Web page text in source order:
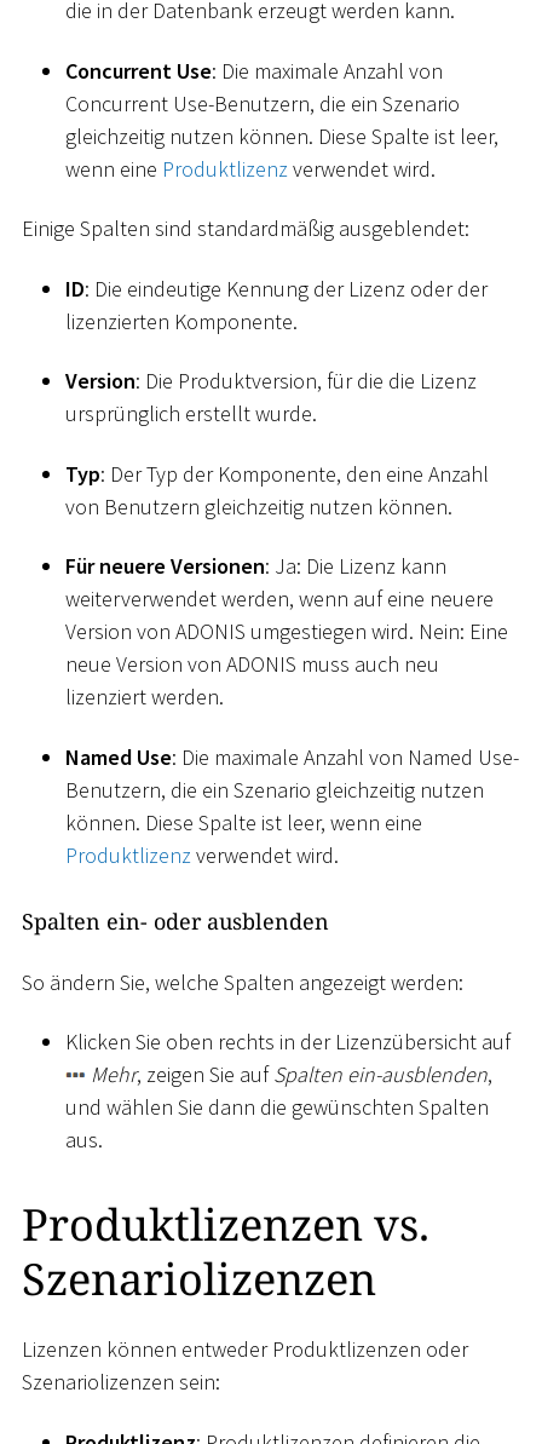
die in der Datenbank erzeugt werden kann.
Concurrent Use: Die maximale Anzahl von
Concurrent Use-Benutzern, die ein Szenario
gleichzeitig nutzen können. Diese Spalte ist leer,
wenn eine Produktlizenzverwendet wird.
Einige Spalten sind standardmäßig ausgeblendet:
ID: Die eindeutige Kennung der Lizenz oder der
lizenzierten Komponente.
Version: Die Produktversion, für die die Lizenz
ursprünglich erstellt wurde.
Typ: Der Typ der Komponente, den eine Anzahl
von Benutzern gleichzeitig nutzen können.
Für neuere Versionen: Ja: Die Lizenz kann
weiterverwendet werden, wenn auf eine neuere
Version von ADONIS umgestiegen wird. Nein: Eine
neue Version von ADONIS muss auch neu
lizenziert werden.
Named Use: Die maximale Anzahl von Named Use-
Benutzern, die ein Szenario gleichzeitig nutzen
können. Diese Spalte ist leer, wenn eine
Produktlizenzverwendet wird.
Spalten ein- oder ausblenden
So ändern Sie, welche Spalten angezeigt werden:
Klicken Sie oben rechts in der Lizenzübersicht auf
Mehr, zeigen Sie aufSpalten ein-ausblenden,
und wählen Sie dann die gewünschten Spalten
aus.
Produktlizenzen vs.
Szenariolizenzen
Lizenzen können entweder Produktlizenzen oder
Szenariolizenzen sein: